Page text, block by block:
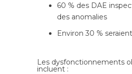
60 % des DAE
des anomalies
Environ 30 %
Les dysfonctionnements
incluent :